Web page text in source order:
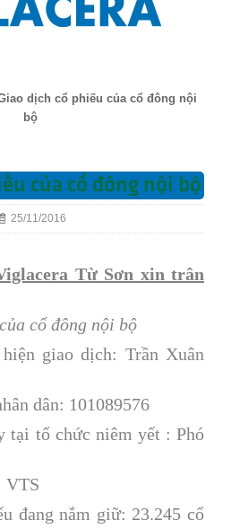
dịch cổ phiếu của cổ đông nội
bộ
của cổ đông nội bộ
25/11/2016
Từ Sơn xin trân
cổ đông nội bộ
giao dịch: Trần Xuân
dân: 101089576
tại tổ chức niêm yết : Phó
VTS
đang nắm giữ: 23.245 cổ